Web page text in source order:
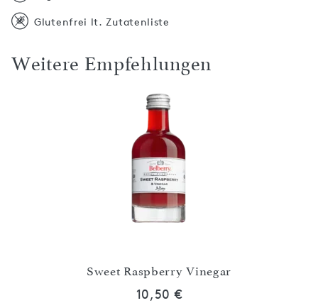
Glutenfrei lt. Zutatenliste
Weitere Empfehlungen
Sweet Raspberry Vinegar
10,50 €